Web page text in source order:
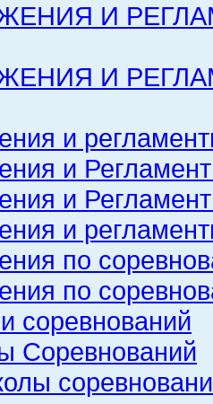
И
И
и
и
и
и
по
по
соревнований
Соревнований